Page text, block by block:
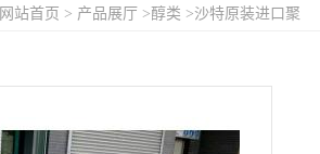
网站首页 > 产品展厅 >醇类 >沙特原装进口聚